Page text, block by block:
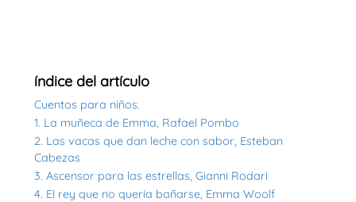
índice del artículo
Cuentos para niños.
1. La muñeca de Emma, Rafael Pombo
2. Las vacas que dan leche con sabor, Esteban
Cabezas
3. Ascensor para las estrellas, Gianni Rodari
4. El rey que no quería bañarse, Emma Woolf